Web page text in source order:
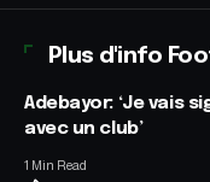
Plus d'info
Adebayor: ‘Je vais
avec un club’
1 Min Read